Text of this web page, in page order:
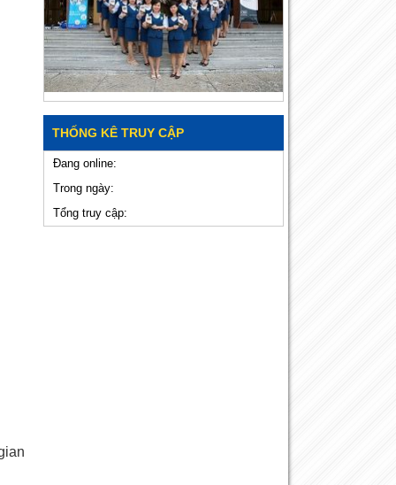
THỐNG KÊ TRUY CẬP
Đang online:
Trong ngày:
Tổng truy cập: